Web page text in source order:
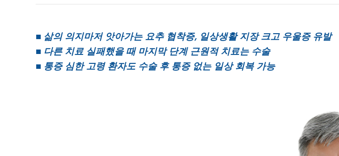
전화번호 안내
모바일 앱
■ 삶의 의지마저 앗아가는 요추 협착증, 일상생활 지장 크고 우울증 유발
■ 다른 치료 실패했을 때 마지막 단계 근원적 치료는 수술
■ 통증 심한 고령 환자도 수술 후 통증 없는 일상 회복 가능